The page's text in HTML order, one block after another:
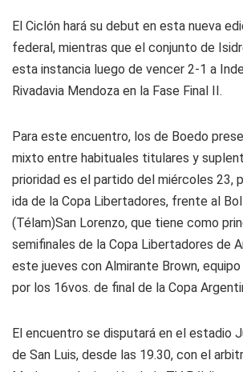
El Ciclón hará su debut en esta nueva
federal, mientras que el conjunto de
esta instancia luego de vencer 2-1 a
Rivadavia Mendoza en la Fase Final II.
Para este encuentro, los de Boedo
mixto entre habituales titulares y
prioridad es el partido del miércoles 23,
ida de la Copa Libertadores, frente al
(Télam)San Lorenzo, que tiene como
semifinales de la Copa Libertadores de
este jueves con Almirante Brown, equipo
por los 16vos. de final de la Copa
El encuentro se disputará en el estadio
de San Luis, desde las 19.30, con el